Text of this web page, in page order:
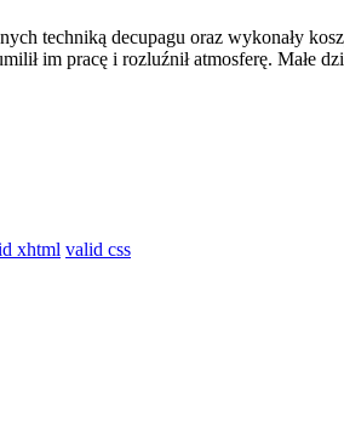
techniką decupagu oraz wykonały
im pracę i rozluźnił atmosferę. Małe
xhtml valid css